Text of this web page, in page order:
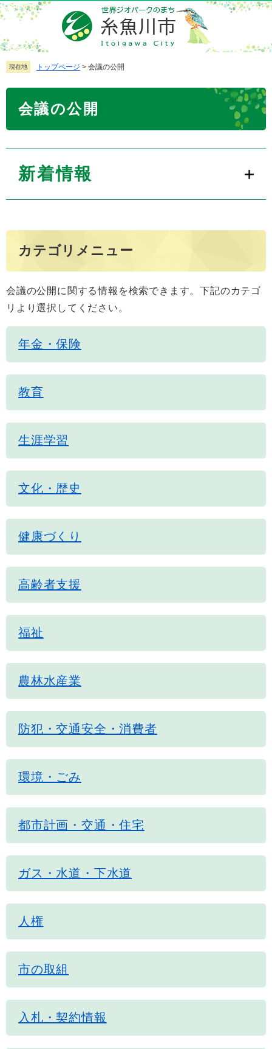
ペ
ー
ジ
の
先
メ
ニ
ュ
ー
を現在地 トップページ > 会議の公開
会議の公開
新着情報
カテゴリメニュー
会議の公開に関する情報を検索できます。下記のカテゴ
リより選択してください。
年金・保険
教育
生涯学習
文化・歴史
健康づくり
高齢者支援
福祉
農林水産業
防犯・交通安全・消費者
環境・ごみ
都市計画・交通・住宅
ガス・水道・下水道
人権
市の取組
入札・契約情報